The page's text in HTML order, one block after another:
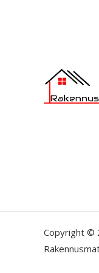
Copyright ©